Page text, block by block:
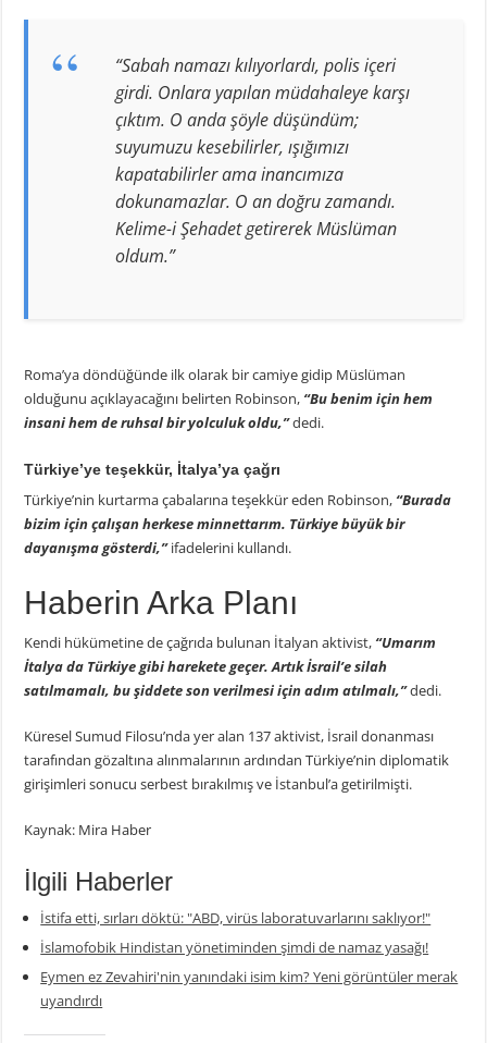
“Sabah namazı kılıyorlardı, polis içeri
girdi. Onlara yapılan müdahaleye karşı
çıktım. O anda şöyle düşündüm;
suyumuzu kesebilirler, ışığımızı
kapatabilirler ama inancımıza
dokunamazlar. O an doğru zamandı.
Kelime-i Şehadet getirerek Müslüman
oldum.”
Roma’ya döndüğünde ilk olarak bir camiye gidip Müslüman
olduğunu açıklayacağını belirten Robinson, “Bu benim için hem
insani hem de ruhsal bir yolculuk oldu,”dedi.
Türkiye’ye teşekkür, İtalya’ya çağrı
Türkiye’nin kurtarma çabalarına teşekkür eden Robinson, “Burada
bizim için çalışan herkese minnettarım. Türkiye büyük bir
dayanışma gösterdi,”ifadelerini kullandı.
Haberin Arka Planı
Kendi hükümetine de çağrıda bulunan İtalyan aktivist, “Umarım
İtalya da Türkiye gibi harekete geçer. Artık İsrail’e silah
satılmamalı, bu şiddete son verilmesi için adım atılmalı,”dedi.
Küresel Sumud Filosu’nda yer alan 137 aktivist, İsrail donanması
tarafından gözaltına alınmalarının ardından Türkiye’nin diplomatik
girişimleri sonucu serbest bırakılmış ve İstanbul’a getirilmişti.
Kaynak: Mira Haber
İlgili Haberler
İstifa etti, sırları döktü: "ABD, virüs laboratuvarlarını saklıyor!"
İslamofobik Hindistan yönetiminden şimdi de namaz yasağı!
Eymen ez Zevahiri'nin yanındaki isim kim? Yeni görüntüler merak
uyandırdı